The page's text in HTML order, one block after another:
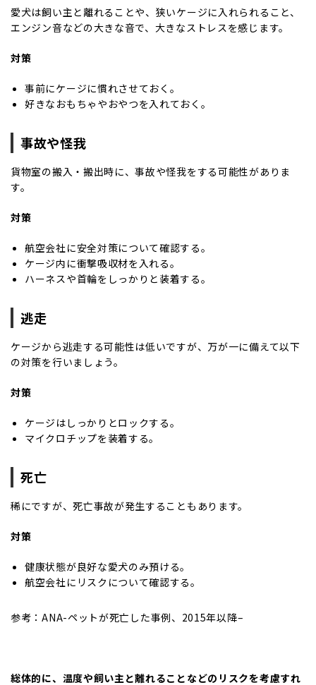
愛犬は飼い主と離れることや、狭いケージに入れられること、
エンジン音などの大きな音で、大きなストレスを感じます。
対策
事前にケージに慣れさせておく。
好きなおもちゃやおやつを入れておく。
事故や怪我
貨物室の搬入・搬出時に、事故や怪我をする可能性がありま
す。
対策
航空会社に安全対策について確認する。
ケージ内に衝撃吸収材を入れる。
ハーネスや首輪をしっかりと装着する。
逃走
ケージから逃走する可能性は低いですが、万が一に備えて以下
の対策を行いましょう。
対策
ケージはしっかりとロックする。
マイクロチップを装着する。
死亡
稀にですが、死亡事故が発生することもあります。
対策
健康状態が良好な愛犬のみ預ける。
航空会社にリスクについて確認する。
参考：ANA-ペットが死亡した事例、2015年以降–
総体的に、温度や飼い主と離れることなどのリスクを考慮すれ